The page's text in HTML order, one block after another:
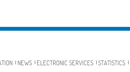
NEWS ELECTRONIC SERVICES STATISTICS